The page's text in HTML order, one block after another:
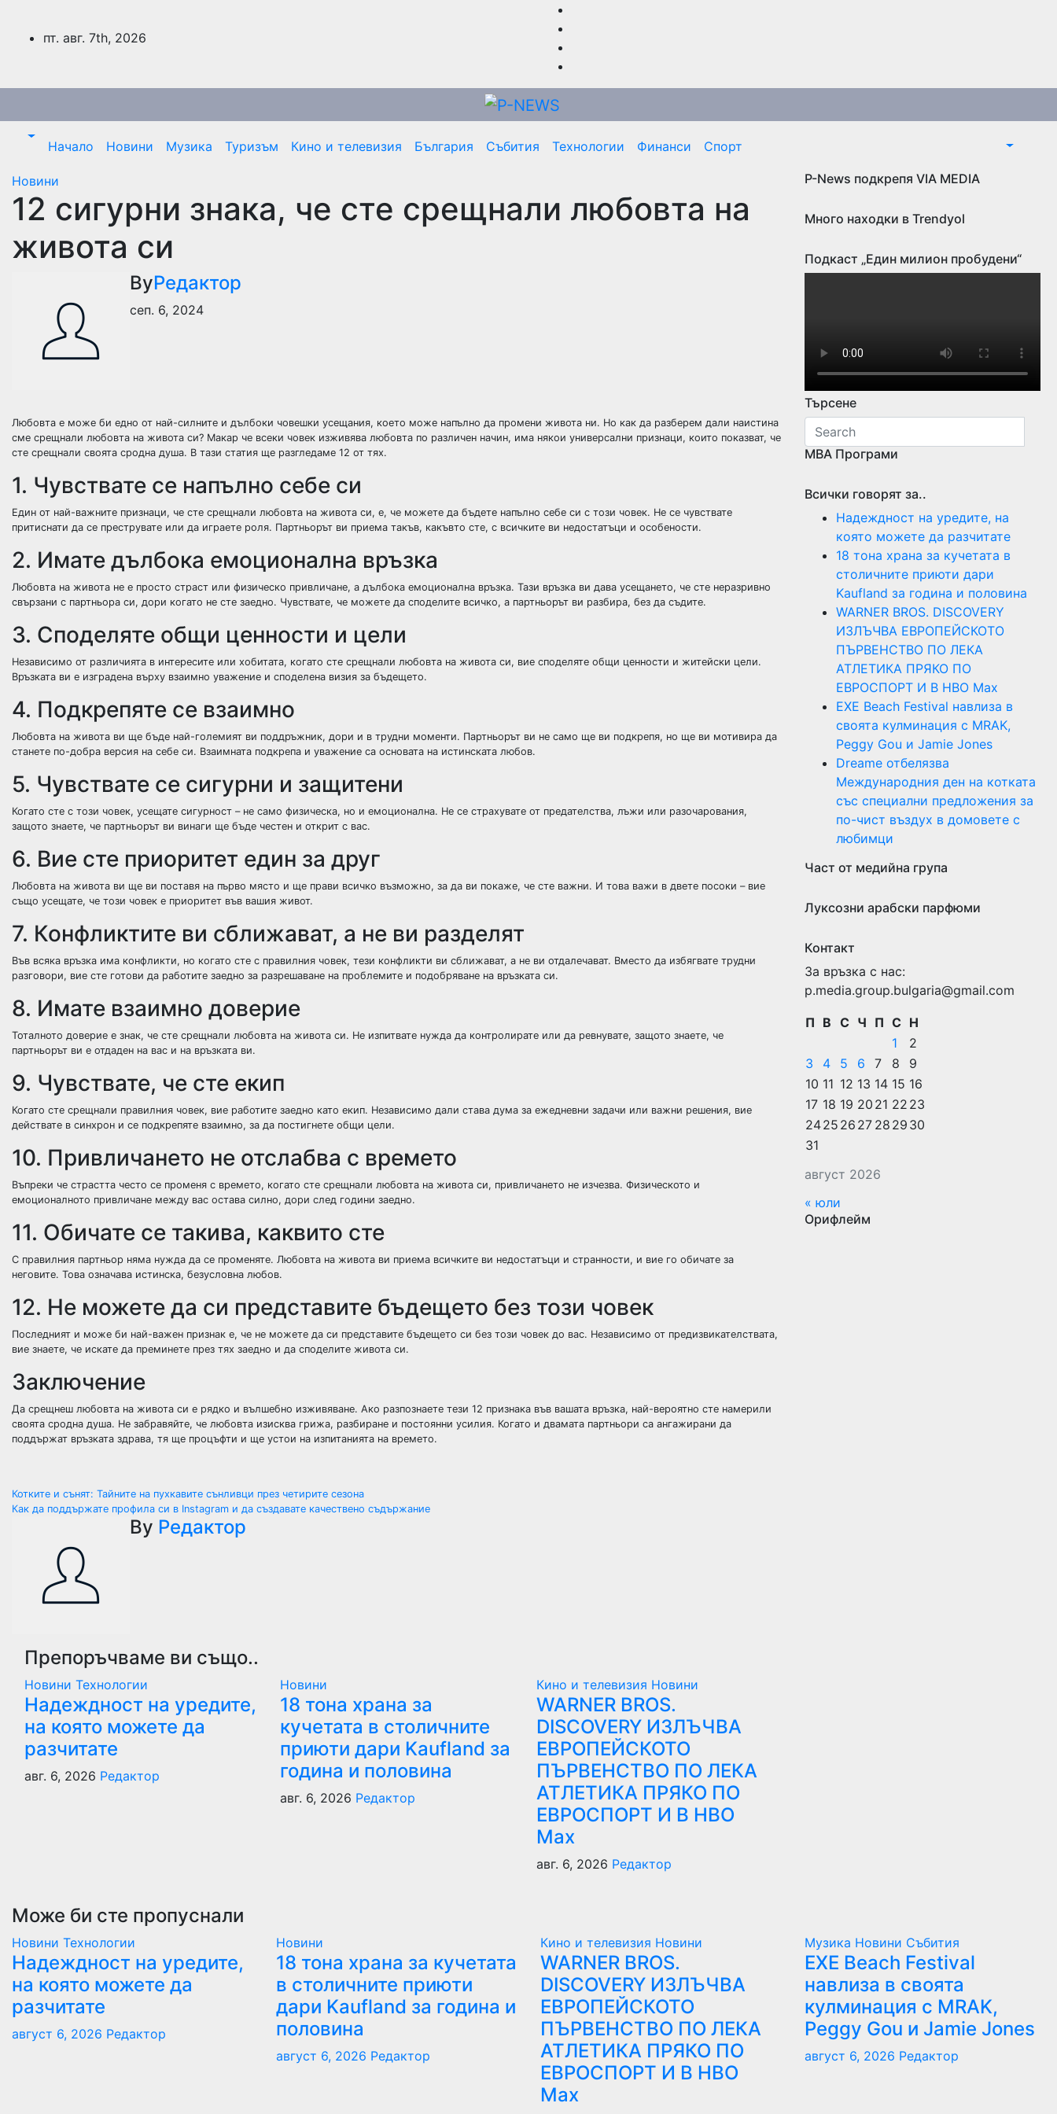
content
пт. авг. 7th, 2026
Начало Новини Музика Туризъм Кино и телевизия България Събития Технологии Финанси Спорт
Новини
12 сигурни знака, че сте срещнали любовта на
живота си
ByРедактор
сеп. 6, 2024
Любовта е може би едно от най-силните и дълбоки човешки усещания, което може напълно да промени живота ни. Но как да разберем дали наистина
сме срещнали любовта на живота си? Макар че всеки човек изживява любовта по различен начин, има някои универсални признаци, които показват, че
сте срещнали своята сродна душа. В тази статия ще разгледаме 12 от тях.
1. Чувствате се напълно себе си
Един от най-важните признаци, че сте срещнали любовта на живота си, е, че можете да бъдете напълно себе си с този човек. Не се чувствате
притиснати да се преструвате или да играете роля. Партньорът ви приема такъв, какъвто сте, с всичките ви недостатъци и особености.
2. Имате дълбока емоционална връзка
Любовта на живота не е просто страст или физическо привличане, а дълбока емоционална връзка. Тази връзка ви дава усещането, че сте неразривно
свързани с партньора си, дори когато не сте заедно. Чувствате, че можете да споделите всичко, а партньорът ви разбира, без да съдите.
3. Споделяте общи ценности и цели
Независимо от различията в интересите или хобитата, когато сте срещнали любовта на живота си, вие споделяте общи ценности и житейски цели.
Връзката ви е изградена върху взаимно уважение и споделена визия за бъдещето.
4. Подкрепяте се взаимно
Любовта на живота ви ще бъде най-големият ви поддръжник, дори и в трудни моменти. Партньорът ви не само ще ви подкрепя, но ще ви мотивира да
станете по-добра версия на себе си. Взаимната подкрепа и уважение са основата на истинската любов.
5. Чувствате се сигурни и защитени
Когато сте с този човек, усещате сигурност – не само физическа, но и емоционална. Не се страхувате от предателства, лъжи или разочарования,
защото знаете, че партньорът ви винаги ще бъде честен и открит с вас.
6. Вие сте приоритет един за друг
Любовта на живота ви ще ви поставя на първо място и ще прави всичко възможно, за да ви покаже, че сте важни. И това важи в двете посоки – вие
също усещате, че този човек е приоритет във вашия живот.
7. Конфликтите ви сближават, а не ви разделят
Във всяка връзка има конфликти, но когато сте с правилния човек, тези конфликти ви сближават, а не ви отдалечават. Вместо да избягвате трудни
разговори, вие сте готови да работите заедно за разрешаване на проблемите и подобряване на връзката си.
8. Имате взаимно доверие
Тоталното доверие е знак, че сте срещнали любовта на живота си. Не изпитвате нужда да контролирате или да ревнувате, защото знаете, че
партньорът ви е отдаден на вас и на връзката ви.
9. Чувствате, че сте екип
Когато сте срещнали правилния човек, вие работите заедно като екип. Независимо дали става дума за ежедневни задачи или важни решения, вие
действате в синхрон и се подкрепяте взаимно, за да постигнете общи цели.
10. Привличането не отслабва с времето
Въпреки че страстта често се променя с времето, когато сте срещнали любовта на живота си, привличането не изчезва. Физическото и
емоционалното привличане между вас остава силно, дори след години заедно.
11. Обичате се такива, каквито сте
С правилния партньор няма нужда да се променяте. Любовта на живота ви приема всичките ви недостатъци и странности, и вие го обичате за
неговите. Това означава истинска, безусловна любов.
12. Не можете да си представите бъдещето без този човек
Последният и може би най-важен признак е, че не можете да си представите бъдещето си без този човек до вас. Независимо от предизвикателствата,
вие знаете, че искате да преминете през тях заедно и да споделите живота си.
Заключение
Да срещнеш любовта на живота си е рядко и вълшебно изживяване. Ако разпознаете тези 12 признака във вашата връзка, най-вероятно сте намерили
своята сродна душа. Не забравяйте, че любовта изисква грижа, разбиране и постоянни усилия. Когато и двамата партньори са ангажирани да
поддържат връзката здрава, тя ще процъфти и ще устои на изпитанията на времето.
Навигация
Котките и сънят: Тайните на пухкавите сънливци през четирите сезона
Как да поддържате профила си в Instagram и да създавате качествено съдържание
By Редактор
Препоръчваме ви също..
Новини Технологии
Надеждност на уредите,
на която можете да
разчитате
авг. 6, 2026 Редактор
Новини
18 тона храна за
кучетата в столичните
приюти дари Kaufland за
година и половина
авг. 6, 2026 Редактор
Кино и телевизия Новини
WARNER BROS.
DISCOVERY ИЗЛЪЧВА
ЕВРОПЕЙСКОТО
ПЪРВЕНСТВО ПО ЛЕКА
АТЛЕТИКА ПРЯКО ПО
ЕВРОСПОРТ И В НВО
Мах
авг. 6, 2026 Редактор
P-News подкрепя VIA MEDIA
Много находки в Trendyol
Подкаст „Един милион пробудени“
Търсене
МВА Програми
Всички говорят за..
Надеждност на уредите, на
която можете да разчитате
18 тона храна за кучетата в
столичните приюти дари
Kaufland за година и половина
WARNER BROS. DISCOVERY
ИЗЛЪЧВА ЕВРОПЕЙСКОТО
ПЪРВЕНСТВО ПО ЛЕКА
АТЛЕТИКА ПРЯКО ПО
ЕВРОСПОРТ И В НВО Мах
EXE Beach Festival навлиза в
своята кулминация с MRAK,
Peggy Gou и Jamie Jones
Dreame отбелязва
Международния ден на котката
със специални предложения за
по-чист въздух в домовете с
любимци
Част от медийна група
Луксозни арабски парфюми
Контакт
За връзка с нас:
p.media.group.bulgaria@gmail.com
август 2026
П В С Ч П С Н
1
2
3
4 5 6 7 8
9
10 11 12 13 14 15 16
17 18 19 20 21 22 23
2425 26 27 28 29 30
31
« юли
Орифлейм
Може би сте пропуснали
Новини Технологии
Надеждност на уредите,
на която можете да
разчитате
август 6, 2026 Редактор
Новини
18 тона храна за кучетата
в столичните приюти
дари Kaufland за година и
половина
август 6, 2026 Редактор
Кино и телевизия Новини
WARNER BROS.
DISCOVERY ИЗЛЪЧВА
ЕВРОПЕЙСКОТО
ПЪРВЕНСТВО ПО ЛЕКА
АТЛЕТИКА ПРЯКО ПО
ЕВРОСПОРТ И В НВО
Мах
Музика Новини Събития
EXE Beach Festival
навлиза в своята
кулминация с MRAK,
Peggy Gou и Jamie Jones
август 6, 2026 Редактор